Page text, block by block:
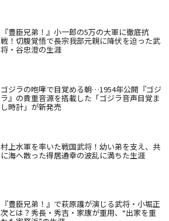
『豊臣兄弟！』小一郎の5万の大軍に徹底抗
戦！切腹覚悟で長宗我部元親に降伏を迫った武
将・谷忠澄の生涯
ゴジラの咆哮で目覚める朝…1954年公開『ゴジ
ラ』の貴重音源を搭載した「ゴジラ音声目覚ま
し時計」が新発売
村上水軍を率いた戦国武将！幼い弟を支え、共
に海へ散った得居通幸の波乱に満ちた生涯
『豊臣兄弟！』で萩原護が演じる武将・小堀正
次とは？秀長・秀吉・家康が重用、“出家を重